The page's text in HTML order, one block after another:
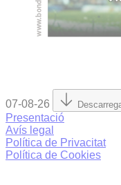
07-08-26
Presentació
Avís legal
Política de Privacitat
Política de Cookies